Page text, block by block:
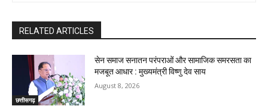
RELATED ARTICLES
छत्तीसगढ़
सेन समाज सनातन परंपराओं और सामाजिक समरसता का
मजबूत आधार : मुख्यमंत्री विष्णु देव साय
August 8, 2026